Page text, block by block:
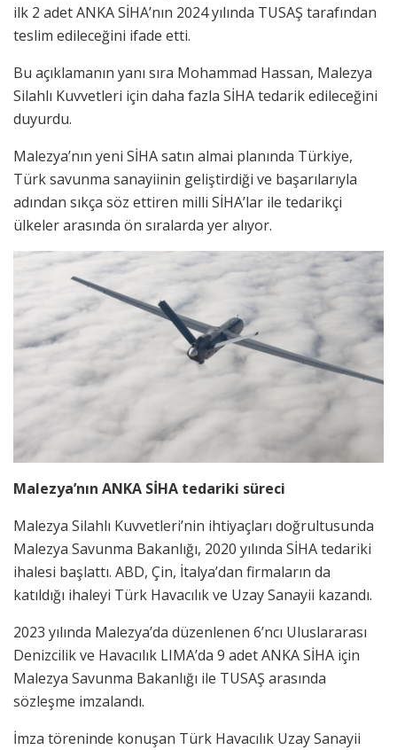
ilk 2 adet ANKA SİHA’nın 2024 yılında TUSAŞ tarafından
teslim edileceğini ifade etti.
Bu açıklamanın yanı sıra Mohammad Hassan, Malezya
Silahlı Kuvvetleri için daha fazla SİHA tedarik edileceğini
duyurdu.
Malezya’nın yeni SİHA satın almai planında Türkiye,
Türk savunma sanayiinin geliştirdiği ve başarılarıyla
adından sıkça söz ettiren milli SİHA’lar ile tedarikçi
ülkeler arasında ön sıralarda yer alıyor.
Malezya’nın ANKA SİHA tedariki süreci
Malezya Silahlı Kuvvetleri’nin ihtiyaçları doğrultusunda
Malezya Savunma Bakanlığı, 2020 yılında SİHA tedariki
ihalesi başlattı. ABD, Çin, İtalya’dan firmaların da
katıldığı ihaleyi Türk Havacılık ve Uzay Sanayii kazandı.
2023 yılında Malezya’da düzenlenen 6’ncı Uluslararası
Denizcilik ve Havacılık LIMA’da 9 adet ANKA SİHA için
Malezya Savunma Bakanlığı ile TUSAŞ arasında
sözleşme imzalandı.
İmza töreninde konuşan Türk Havacılık Uzay Sanayii